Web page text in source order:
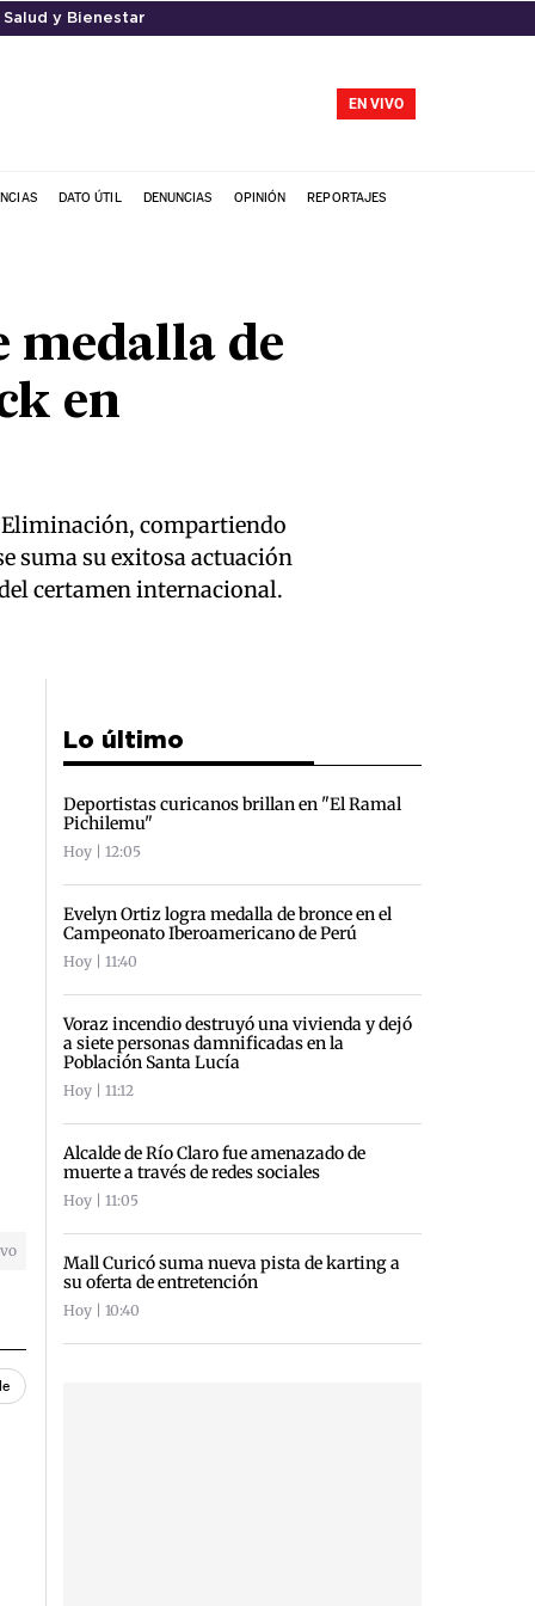
Salud y Bienestar
EN VIVO
DATO ÚTIL DENUNCIAS OPINIÓN REPORTAJES
de
en
Eliminación, compartiendo
suma su exitosa actuación
certamen internacional.
Lo último
Deportistas curicanos brillan en "El Ramal
Pichilemu"
Hoy | 12:05
Evelyn Ortiz logra medalla de bronce en el
Campeonato Iberoamericano de Perú
Hoy | 11:40
Voraz incendio destruyó una vivienda y dejó
a siete personas damnificadas en la
Población Santa Lucía
Hoy | 11:12
Alcalde de Río Claro fue amenazado de
muerte a través de redes sociales
Hoy | 11:05
Mall Curicó suma nueva pista de karting a
su oferta de entretención
Hoy | 10:40